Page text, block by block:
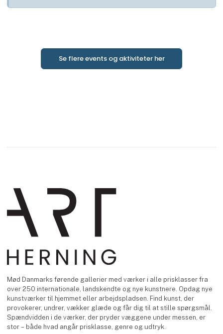
Se flere events og aktiviteter her
Mød Danmarks førende gallerier med værker i alle prisklasser fra
over 250 internationale, landskendte og nye kunstnere. Opdag nye
kunstværker til hjemmet eller arbejdspladsen. Find kunst, der
provokerer, undrer, vækker glæde og får dig til at stille spørgsmål.
Spændvidden i de værker, der pryder væggene under messen, er
stor – både hvad angår prisklasse, genre og udtryk.